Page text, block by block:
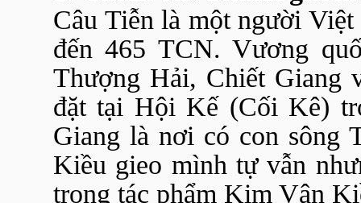
Câu Tiễn là một người
đến 465 TCN. Vương
Thượng Hải, Chiết Giang
đặt tại Hội Kế (Cối Kê)
Giang là nơi có con sông
Kiều gieo mình tự vẫn
trong tác phẩm Kim Vân